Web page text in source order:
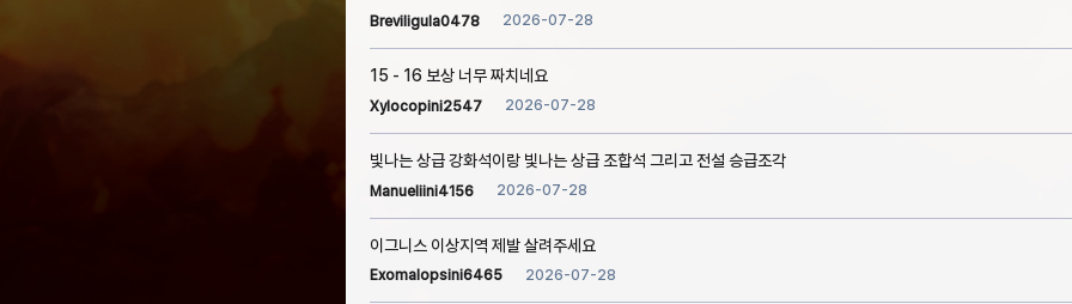
Breviligula0478 2026-07-28
15 - 16 보상 너무 짜치네요
Xylocopini2547 2026-07-28
빛나는 상급 강화석이랑 빛나는 상급 조합석 그리고 전설 승급조각
Manueliini4156 2026-07-28
이그니스 이상지역 제발 살려주세요
Exomalopsini6465 2026-07-28